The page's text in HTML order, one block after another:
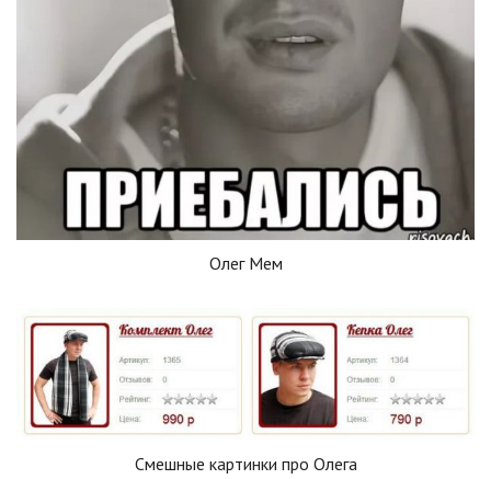
Олег Мем
Смешные картинки про Олега